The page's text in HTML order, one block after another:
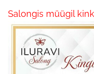
Salongis müügil